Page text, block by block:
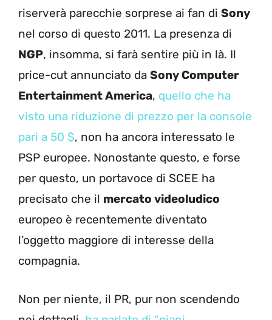
riserverà parecchie sorprese ai fan di Sony
nel corso di questo 2011. La presenza di
NGP, insomma, si farà sentire più in là. Il
price-cut annunciato da Sony Computer
Entertainment America, quello che ha
visto una riduzione di prezzo per la console
pari a 50 $, non ha ancora interessato le
PSP europee. Nonostante questo, e forse
per questo, un portavoce di SCEE ha
precisato che il mercato videoludico
europeo è recentemente diventato
l’oggetto maggiore di interesse della
compagnia.
Non per niente, il PR, pur non scendendo